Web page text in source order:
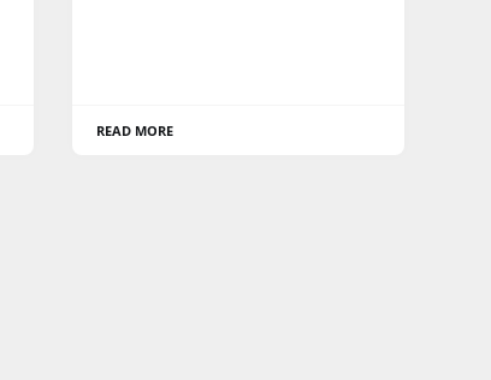
READ MORE